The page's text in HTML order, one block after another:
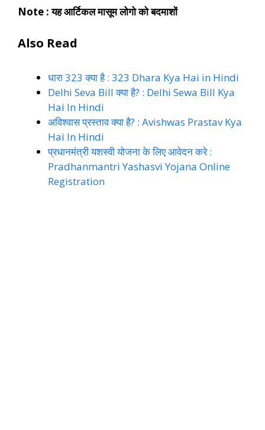
Note : यह आर्टिकल मासूम लोगो को बदमाशों
Also Read
धारा 323 क्या है : 323 Dhara Kya Hai in Hindi
Delhi Seva Bill क्या है? : Delhi Sewa Bill Kya
Hai In Hindi
अविश्वास प्रस्ताव क्या है? : Avishwas Prastav Kya
Hai In Hindi
प्रधानमंत्री यशस्वी योजना के लिए आवेदन करे :
Pradhanmantri Yashasvi Yojana Online
Registration